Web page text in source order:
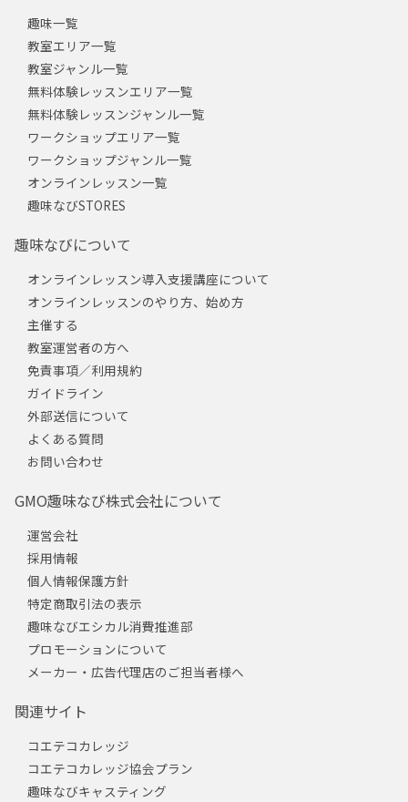
趣味一覧
教室エリア一覧
教室ジャンル一覧
無料体験レッスンエリア一覧
無料体験レッスンジャンル一覧
ワークショップエリア一覧
ワークショップジャンル一覧
オンラインレッスン一覧
趣味なびSTORES
趣味なびについて
オンラインレッスン導入支援講座について
オンラインレッスンのやり方、始め方
主催する
教室運営者の方へ
免責事項／利用規約
ガイドライン
外部送信について
よくある質問
お問い合わせ
GMO趣味なび株式会社について
運営会社
採用情報
個人情報保護方針
特定商取引法の表示
趣味なびエシカル消費推進部
プロモーションについて
メーカー・広告代理店のご担当者様へ
関連サイト
コエテコカレッジ
コエテコカレッジ協会プラン
趣味なびキャスティング